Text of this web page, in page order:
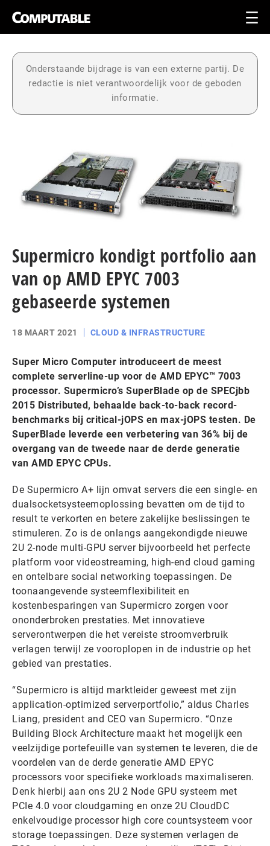
Onderstaande bijdrage is van een externe partij. De
redactie is niet verantwoordelijk voor de geboden
informatie.
Supermicro kondigt portfolio aan
van op AMD EPYC 7003
gebaseerde systemen
18 MAART 2021 CLOUD & INFRASTRUCTURE
Super Micro Computer introduceert de meest
complete serverline-up voor de AMD EPYC™ 7003
processor. Supermicro’s SuperBlade op de SPECjbb
2015 Distributed, behaalde back-to-back record-
benchmarks bij critical-jOPS en max-jOPS testen. De
SuperBlade leverde een verbetering van 36% bij de
overgang van de tweede naar de derde generatie
van AMD EPYC CPUs.
De Supermicro A+ lijn omvat servers die een single- en
dualsocketsysteemoplossing bevatten om de tijd to
result te verkorten en betere zakelijke beslissingen te
stimuleren. Zo is de onlangs aangekondigde nieuwe
2U 2-node multi-GPU server bijvoorbeeld het perfecte
platform voor videostreaming, high-end cloud gaming
en ontelbare social networking toepassingen. De
toonaangevende systeemflexibiliteit en
kostenbesparingen van Supermicro zorgen voor
ononderbroken prestaties. Met innovatieve
serverontwerpen die het vereiste stroomverbruik
verlagen terwijl ze vooroplopen in de industrie op het
gebied van prestaties.
“Supermicro is altijd marktleider geweest met zijn
application-optimized serverportfolio,” aldus Charles
Liang, president and CEO van Supermicro. “Onze
Building Block Architecture maakt het mogelijk een
veelzijdige portefeuille van systemen te leveren, die de
voordelen van de derde generatie AMD EPYC
processors voor specifieke workloads maximaliseren.
Denk hierbij aan ons 2U 2 Node GPU systeem met
PCIe 4.0 voor cloudgaming en onze 2U CloudDC
enkelvoudige processor high core countsysteem voor
storage toepassingen. Deze systemen verlagen de